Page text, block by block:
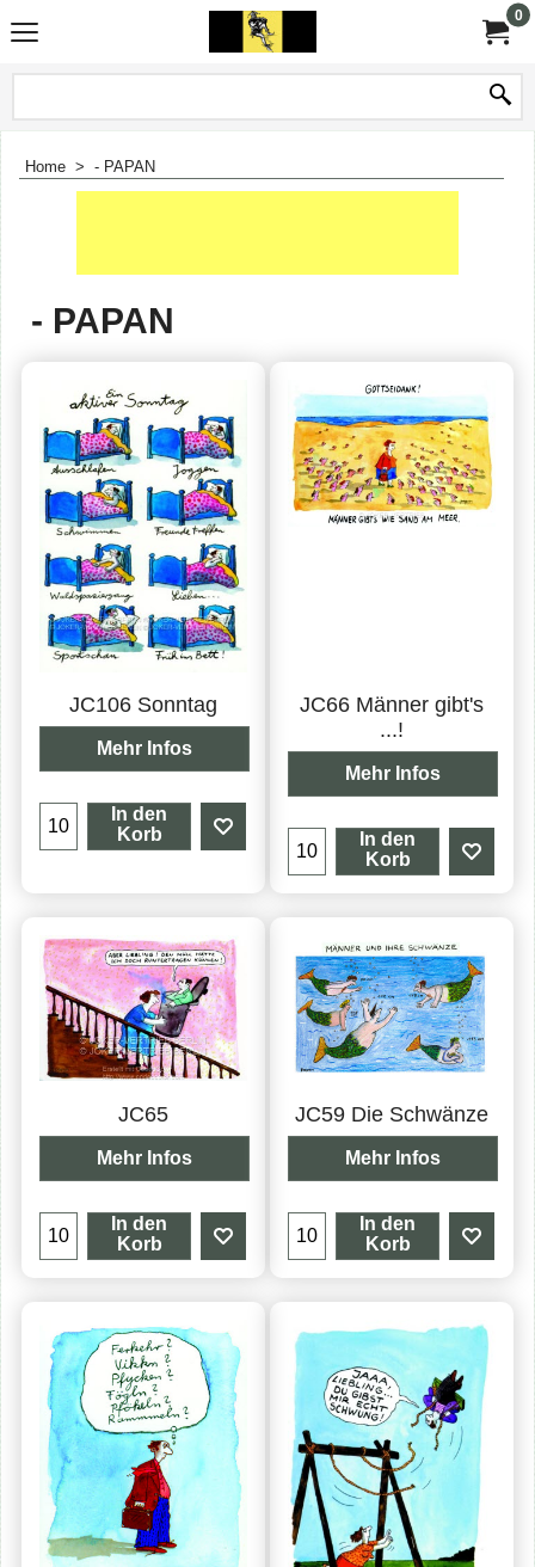
0
Home > - PAPAN
- PAPAN
JC106 Sonntag
Mehr Infos
In den
Korb
JC66 Männer gibt's
...!
Mehr Infos
In den
Korb
JC65
Mehr Infos
In den
Korb
JC59 Die Schwänze
Mehr Infos
In den
Korb